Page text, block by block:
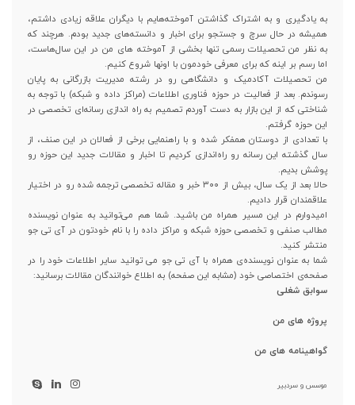
به یادگیری و به اشتراک گذاشتن آموخته‌هایم با دیگران علاقه زیادی داشتم،
همیشه در حال سرچ و جستجو برای اخبار و دانسته‌های جدید بودم. هرچند که
به نظر من تحصیلات رسمی تنها بخشی از آموخته های من در این سال‌هاست،
اما رسم بر اینه که برای معرفی خودمون با اونها شروع کنیم.
من تحصیلات آکادمیک و دانشگاهی رو در رشته مدیریت بازرگانی به پایان
رسوندم. بعد از فعالیت در حوزه فناوری اطلاعات (مراکز داده و شبکه) با توجه به
شناختی که از این بازار به دست آوردم تصمیم به راه اندازی رسانه‌ای تخصصی در
این حوزه گرفتم.
با تعدادی از دوستان همفکر شده و با راهنمایی برخی از فعالان در این صنف، از
سال گذشته این رسانه رو راه‌اندازی کردیم تا اخبار و مقالات جدید این حوزه رو
پوشش بدیم.
حالا بعد از یک سال، بیش از ۳۰۰ خبر و مقاله تخصصی ترجمه شده رو در اختیار
علاقمندان قرار دادیم.
امیدوارم در این مسیر همراه من باشید. شما هم می‌توانید به عنوان نویسنده
مطالب صنفی و تخصصی حوزه شبکه و مراکز داده را با نام خودتون در آی تی جو
منتشر کنید.
شما به عنوان نویسنده‌ی همراه با آی تی جو می توانید سایر اطلاعات خود را در
صفحه‌ی اختصاصی خود (مشابه این صفحه) به اطلاع خوانندگان مقالات برسانید:
سوابق شغلی
پروژه های من
گواهینامه های من
موسس و سردبیر